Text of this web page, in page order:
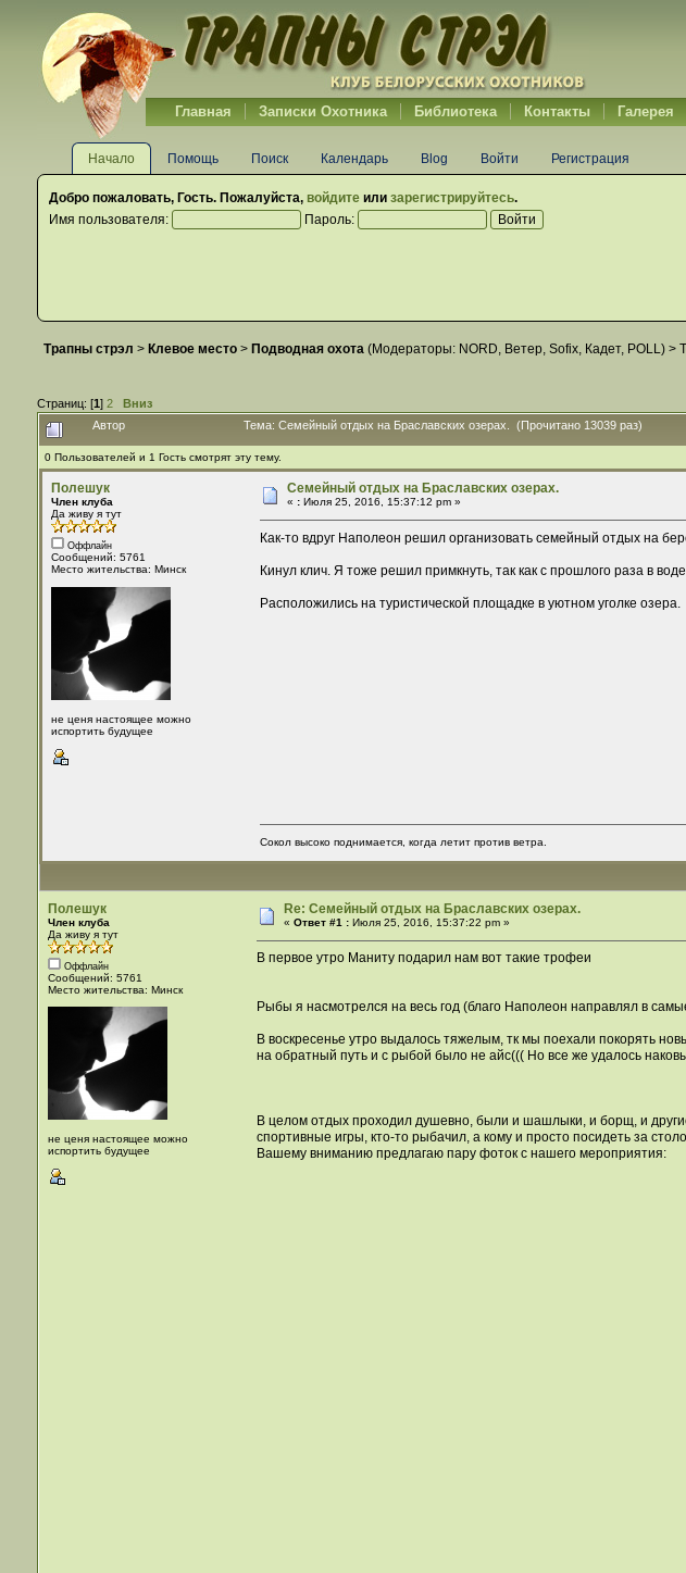
Главная Записки Охотника Библиотека Контакты Галерея
Начало Помощь Поиск Календарь Blog Войти Регистрация
Добро пожаловать, Гость. Пожалуйста, войдитеили зарегистрируйтесь.
Имя пользователя:
Пароль:
Трапны стрэл > Клевое место> Подводная охота(Модераторы: NORD, Ветер, Sofix, Кадет, POLL) >
Страниц: [1] 2 Вниз
Автор Тема: Семейный отдых на Браславских озерах. (Прочитано 13039 раз)
0 Пользователей и 1 Гость смотрят эту тему.
Полешук
Член клуба
Да живу я тут
Оффлайн
Сообщений: 5761
Место жительства: Минск
не ценя настоящее можно
испортить будущее
Семейный отдых на Браславских озерах.
« :Июля 25, 2016, 15:37:12 pm »
Как-то вдруг Наполеон решил организовать семейный отдых на
Кинул клич. Я тоже решил примкнуть, так как с прошлого раза в
Расположились на туристической площадке в уютном уголке озера.
Сокол высоко поднимается, когда летит против ветра.
Полешук
Член клуба
Да живу я тут
Оффлайн
Сообщений: 5761
Место жительства: Минск
не ценя настоящее можно
испортить будущее
Re: Семейный отдых на Браславских озерах.
« Ответ #1 :Июля 25, 2016, 15:37:22 pm »
В первое утро Маниту подарил нам вот такие трофеи
Рыбы я насмотрелся на весь год (благо Наполеон направлял в
В воскресенье утро выдалось тяжелым, тк мы поехали покорять
на обратный путь и с рыбой было не айс((( Но все же удалось
В целом отдых проходил душевно, были и шашлыки, и борщ, и
спортивные игры, кто-то рыбачил, а кому и просто посидеть за
Вашему вниманию предлагаю пару фоток с нашего мероприятия: